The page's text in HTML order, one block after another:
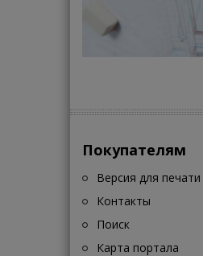
Покупателям
Версия для печати
Контакты
Поиск
Карта портала